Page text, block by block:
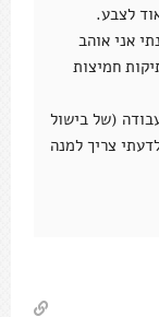
לצבע.
אני אוהב
חמיצות
(של בישול
צריך למנה